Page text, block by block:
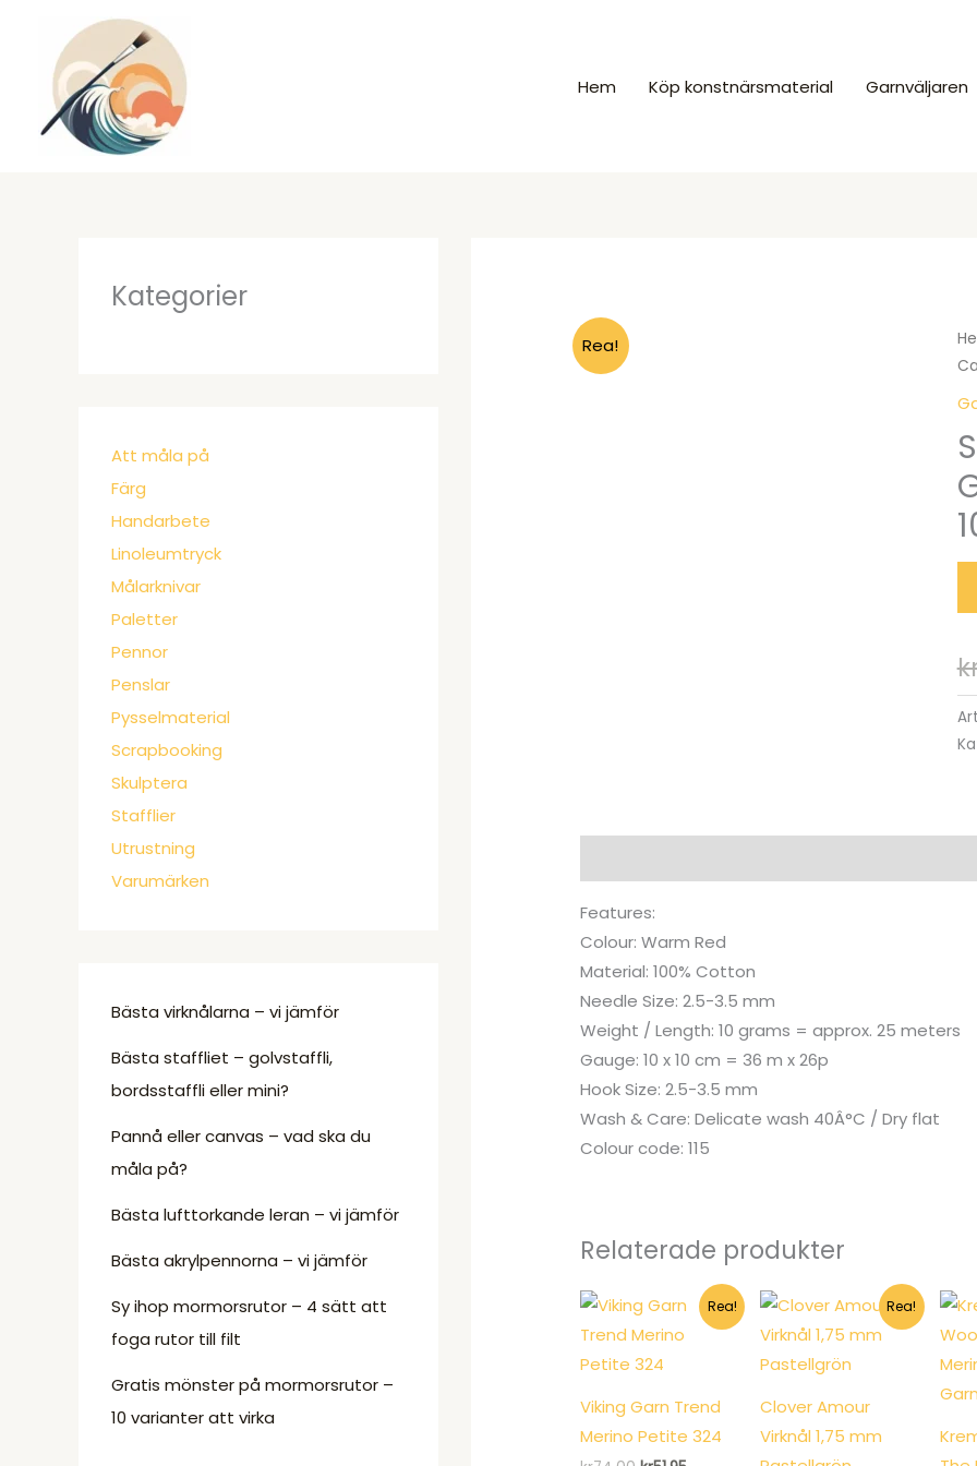
innehåll
Hem Köp konstnärsmaterial Garnväljaren
Kategorier
Att måla på
Färg
Handarbete
Linoleumtryck
Målarknivar
Paletter
Pennor
Penslar
Pysselmaterial
Scrapbooking
Skulptera
Stafflier
Utrustning
Varumärken
Bästa virknålarna – vi jämför
Bästa staffliet – golvstaffli,
bordsstaffli eller mini?
Pannå eller canvas – vad ska du
måla på?
Bästa lufttorkande leran – vi jämför
Bästa akrylpennorna – vi jämför
Sy ihop mormorsrutor – 4 sätt att
foga rutor till filt
Gratis mönster på mormorsrutor –
10 varianter att virka
Rea!
Features:
Colour: Warm Red
Material: 100% Cotton
Needle Size: 2.5-3.5 mm
Weight / Length: 10 grams = approx. 25 meters
Gauge: 10 x 10 cm = 36 m x 26p
Hook Size: 2.5-3.5 mm
Wash & Care: Delicate wash 40Â°C / Dry flat
Colour code: 115
Relaterade produkter
Rea!
Viking Garn Trend
Merino Petite 324
Rea!
Clover Amour
Virknål 1,75 mm